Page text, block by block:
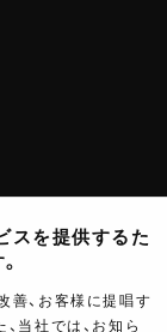
スを提供するた
善、お客様に提唱す
当社では、お知ら